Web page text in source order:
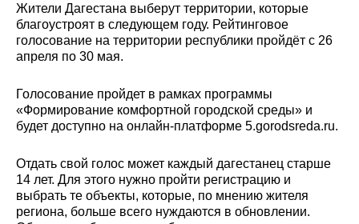
Жители Дагестана выберут территории, которые
благоустроят в следующем году. Рейтинговое
голосование на территории республики пройдёт с 26
апреля по 30 мая.
Голосование пройдет в рамках программы
«Формирование комфортной городской среды» и
будет доступно на онлайн-платформе 5.gorodsreda.ru.
Отдать свой голос может каждый дагестанец старше
14 лет. Для этого нужно пройти регистрацию и
выбрать те объекты, которые, по мнению жителя
региона, больше всего нуждаются в обновлении.